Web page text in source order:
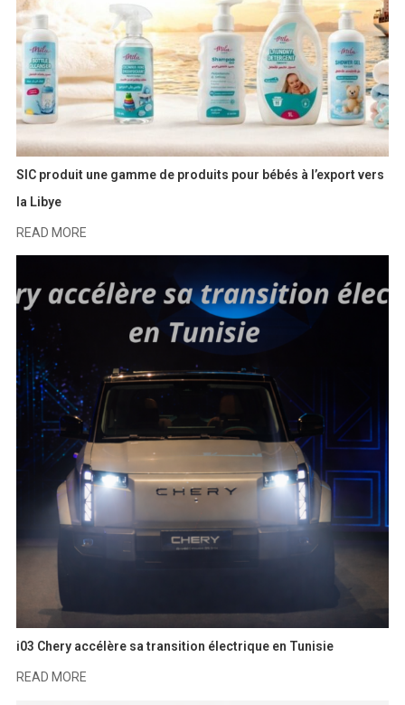
SIC produit une gamme de produits pour bébés à l’export vers
la Libye
READ MORE
i03 Chery accélère sa transition électrique en Tunisie
READ MORE